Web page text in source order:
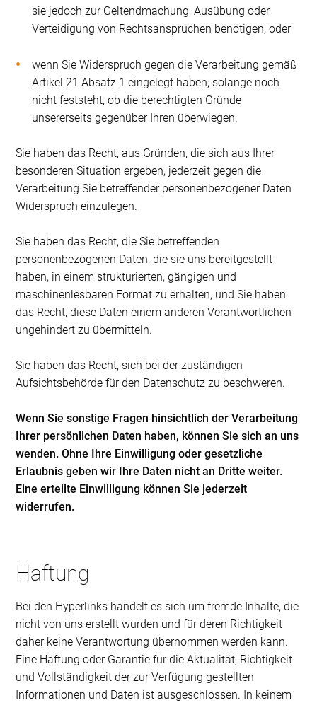
sie jedoch zur Geltendmachung, Ausübung oder
Verteidigung von Rechtsansprüchen benötigen, oder
wenn Sie Widerspruch gegen die Verarbeitung gemäß
Artikel 21 Absatz 1 eingelegt haben, solange noch
nicht feststeht, ob die berechtigten Gründe
unsererseits gegenüber Ihren überwiegen.
Sie haben das Recht, aus Gründen, die sich aus Ihrer
besonderen Situation ergeben, jederzeit gegen die
Verarbeitung Sie betreffender personenbezogener Daten
Widerspruch einzulegen.
Sie haben das Recht, die Sie betreffenden
personenbezogenen Daten, die sie uns bereitgestellt
haben, in einem strukturierten, gängigen und
maschinenlesbaren Format zu erhalten, und Sie haben
das Recht, diese Daten einem anderen Verantwortlichen
ungehindert zu übermitteln.
Sie haben das Recht, sich bei der zuständigen
Aufsichtsbehörde für den Datenschutz zu beschweren.
Wenn Sie sonstige Fragen hinsichtlich der Verarbeitung
Ihrer persönlichen Daten haben, können Sie sich an uns
wenden. Ohne Ihre Einwilligung oder gesetzliche
Erlaubnis geben wir Ihre Daten nicht an Dritte weiter.
Eine erteilte Einwilligung können Sie jederzeit
widerrufen.
Haftung
Bei den Hyperlinks handelt es sich um fremde Inhalte, die
nicht von uns erstellt wurden und für deren Richtigkeit
daher keine Verantwortung übernommen werden kann.
Eine Haftung oder Garantie für die Aktualität, Richtigkeit
und Vollständigkeit der zur Verfügung gestellten
Informationen und Daten ist ausgeschlossen. In keinem